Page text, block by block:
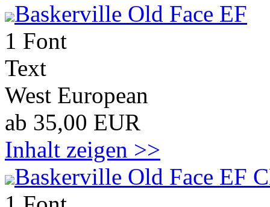
Baskerville Old Face EF
1 Font
Text
West European
ab 35,00 EUR
Inhalt zeigen >>
Baskerville Old Face EF